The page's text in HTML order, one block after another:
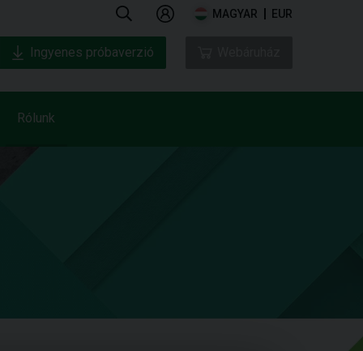
MAGYAR EUR
Rólunk
Ingyenes próbaverzió